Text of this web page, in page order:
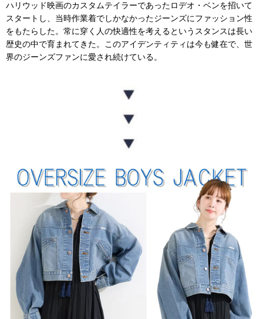
ハリウッド映画のカスタムテイラーであったロデオ・ベンを招いて
スタートし、当時作業着でしかなかったジーンズにファッション性
をもたらした。常に穿く人の快適性を考えるというスタンスは長い
歴史の中で育まれてきた。このアイデンティティは今も健在で、世
界のジーンズファンに愛され続けている。